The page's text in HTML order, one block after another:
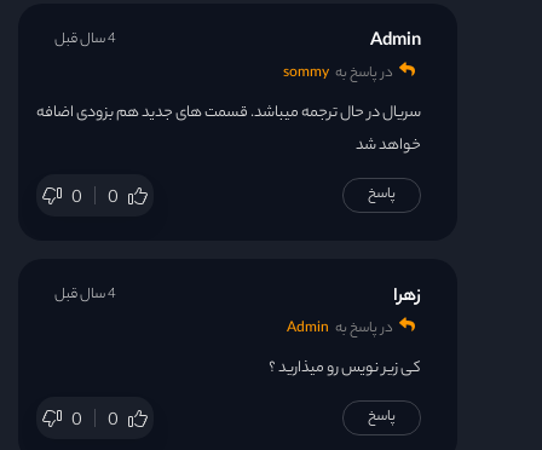
Admin
در پاسخ به sommy
سریال در حال ترجمه میباشد. قسمت های جدید هم بزودی اضافه
خواهد شد
0 0
4 سال قبل
پاسخ
زهرا
در پاسخ به Admin
کی زیر نویس رو میذارید ؟
0 0
4 سال قبل
پاسخ